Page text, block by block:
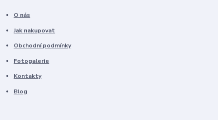
O nás
Jak nakupovat
Obchodní podmínky
Fotogalerie
Kontakty
Blog